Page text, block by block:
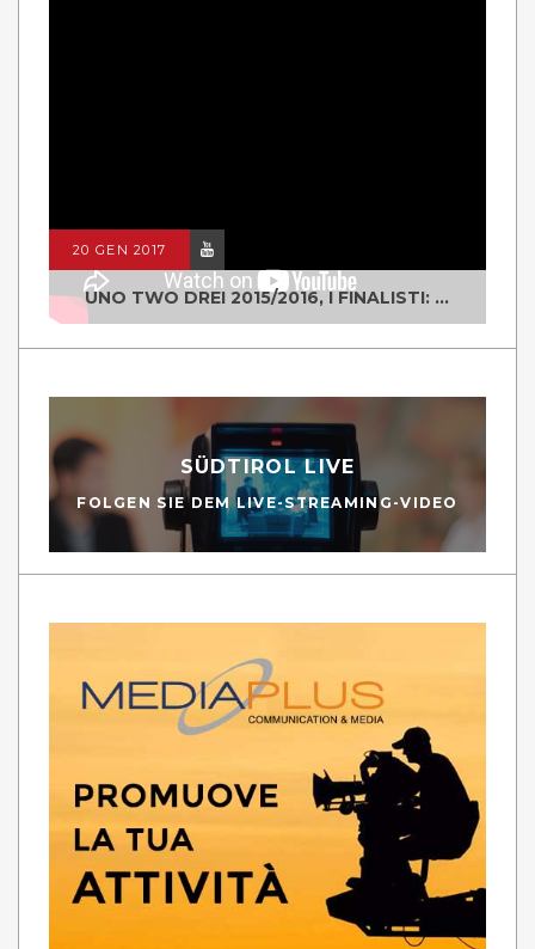
20 GEN 2017
UNO TWO DREI 2015/2016, I FINALISTI: CLASSE IV ALS ISTITUTO "DEGASPERI" BORGO VALSUGANA
SÜDTIROL LIVE
FOLGEN SIE DEM LIVE-STREAMING-VIDEO